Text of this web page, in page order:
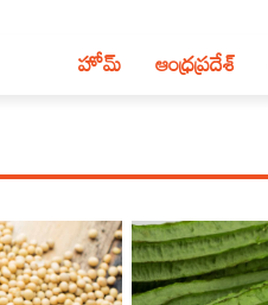
హోమ్ ఆంధ్ర‌ప్ర‌దేశ్‌